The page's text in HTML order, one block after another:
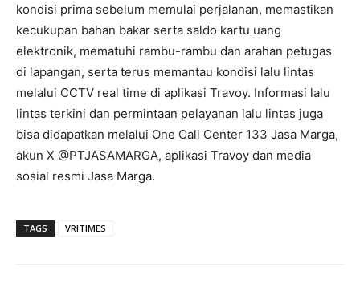
kondisi prima sebelum memulai perjalanan, memastikan
kecukupan bahan bakar serta saldo kartu uang
elektronik, mematuhi rambu-rambu dan arahan petugas
di lapangan, serta terus memantau kondisi lalu lintas
melalui CCTV real time di aplikasi Travoy. Informasi lalu
lintas terkini dan permintaan pelayanan lalu lintas juga
bisa didapatkan melalui One Call Center 133 Jasa Marga,
akun X @PTJASAMARGA, aplikasi Travoy dan media
sosial resmi Jasa Marga.
TAGS VRITIMES